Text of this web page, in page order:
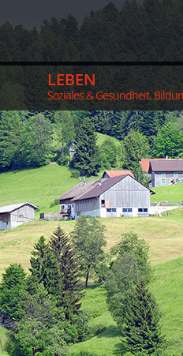
LEBEN
Soziales & Gesundheit,